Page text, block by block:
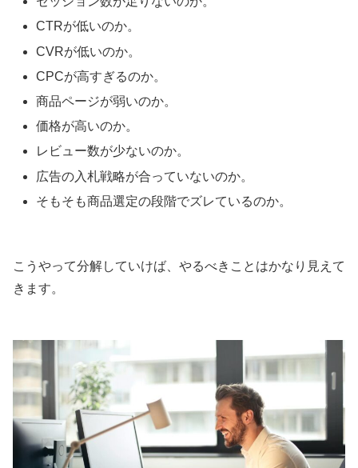
CTRが低いのか。
CVRが低いのか。
CPCが高すぎるのか。
商品ページが弱いのか。
価格が高いのか。
レビュー数が少ないのか。
広告の入札戦略が合っていないのか。
そもそも商品選定の段階でズレているのか。
こうやって分解していけば、やるべきことはかなり見えて
きます。